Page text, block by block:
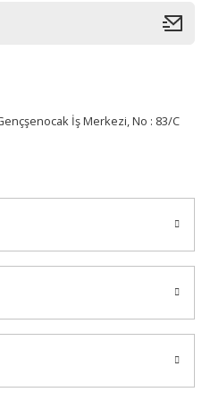
İş Merkezi, No : 83/C